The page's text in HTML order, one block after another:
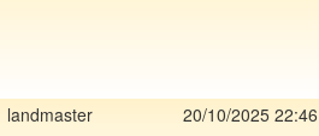
landmaster 20/10/2025 22:46